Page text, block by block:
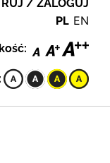
/ ZALOGUJ
PL EN